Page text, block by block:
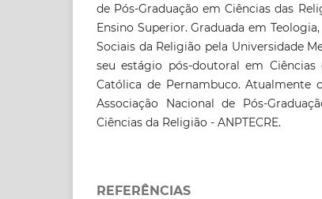
de Pós-Graduação em Ciências das
Ensino Superior. Graduada em
Sociais da Religião pela Universidade
seu estágio pós-doutoral em Ciências
Católica de Pernambuco. Atualmente
Associação Nacional de Pós-
Ciências da Religião - ANPTECRE.
REFERÊNCIAS